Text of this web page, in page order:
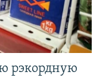
рэкордную